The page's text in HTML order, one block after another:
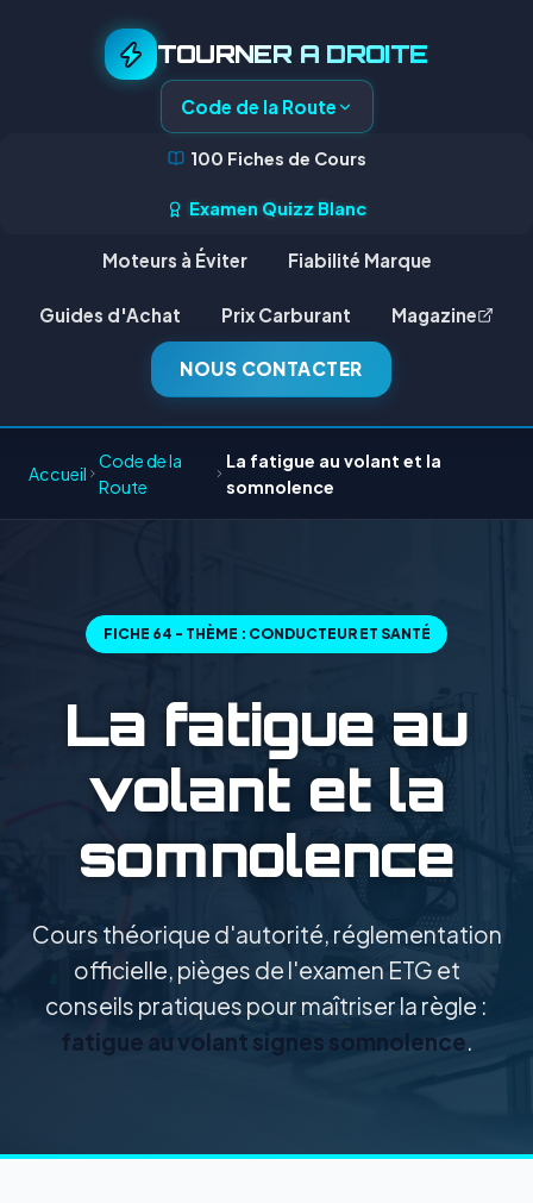
TOURNER A DROITE
Code de la Route
100 Fiches de Cours
Examen Quizz Blanc
Moteurs à Éviter Fiabilité Marque
Guides d'Achat Prix Carburant Magazine
NOUS CONTACTER
Accueil
Code de la
Route
La fatigue au volant et la
somnolence
FICHE 64 - THÈME : CONDUCTEUR ET SANTÉ
La fatigue au
volant et la
somnolence
Cours théorique d'autorité, réglementation
officielle, pièges de l'examen ETG et
conseils pratiques pour maîtriser la règle :
fatigue au volant signes somnolence.